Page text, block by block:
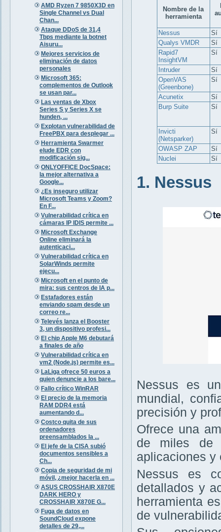
AMD Ryzen 7 9850X3D en
Single Channel vs Dual
Chan...
Ataque DDoS de 31,4
Tbps mediante la botnet
Aisuru...
Mejores servicios de
eliminación de datos
personales
Microsoft 365:
complementos de Outlook
se usan par...
Las ventas de Xbox
Series S y Series X se
hunden, ...
Explotan vulnerabilidad de
FreePBX para desplegar ...
Herramienta Swarmer
elude EDR con
modificación sig...
ONLYOFFICE DocSpace:
la mejor alternativa a
Google...
¿Es inseguro utilizar
Microsoft Teams y Zoom?
En F...
Vulnerabilidad crítica en
cámaras IP IDIS permite ...
Microsoft Exchange
Online eliminará la
autenticaci...
Vulnerabilidad crítica en
SolarWinds permite
ejecu...
Microsoft en el punto de
mira: sus centros de IA p...
Estafadores están
enviando spam desde un
correo re...
Televés lanza el Booster
3, un dispositivo profesi...
El chip Apple M6 debutará
a finales de año
Vulnerabilidad crítica en
vm2 (Node.js) permite es...
LaLiga ofrece 50 euros a
quien denuncie a los bare...
Fallo crítico WinRAR
El precio de la memoria
RAM DDR4 está
aumentando d...
Costco quita de sus
ordenadores
preensamblados la ...
El jefe de la CISA subió
documentos sensibles a
Ch...
Copia de seguridad de mi
móvil, ¿mejor hacerla en ...
ASUS CROSSHAIR X870E
DARK HERO y
CROSSHAIR X870E G...
Fuga de datos en
SoundCloud expone
detalles de 29,...
Nombre de la
herramienta
Nessus
Sí
Qualys VMDR
Sí
Rapid7
InsightVM
Sí
Intruder
Sí
OpenVAS
(Greenbone)
Sí
Acunetix
Sí
Burp Suite
Sí
Invicti
(Netsparker)
Sí
OWASP ZAP
Sí
Nuclei
Sí
1. Nessus
Nessus es
mundial,
precisión y
Ofrece una
de miles de
aplicaciones y
Nessus es
detallados y
herramienta
de